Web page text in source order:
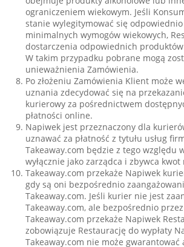
ograniczeniem wiekowym. Jeśli
stanie wylegitymować się
minimalnych wymogów wiekowych,
dostarczenia odpowiednich
W takim przypadku pobrane mogą
unieważnienia Zamówienia.
Po złożeniu Zamówienia Klient może
uznania zdecydować się na
kurierowy za pośrednictwem
płatności online.
Napiwek jest przeznaczony dla
uznawać za płatność z tytułu usług
Takeaway.com będzie z tego względu
wyłącznie jako zarządca i zbywca
Takeaway.com przekaże Napiwek
gdy są oni bezpośrednio
Takeaway.com. Jeśli kurier nie jest
Takeaway.com, ale bezpośrednio
Takeaway.com przekaże Napiwek
zobowiązuje Restaurację do wypłaty
Takeaway.com nie może